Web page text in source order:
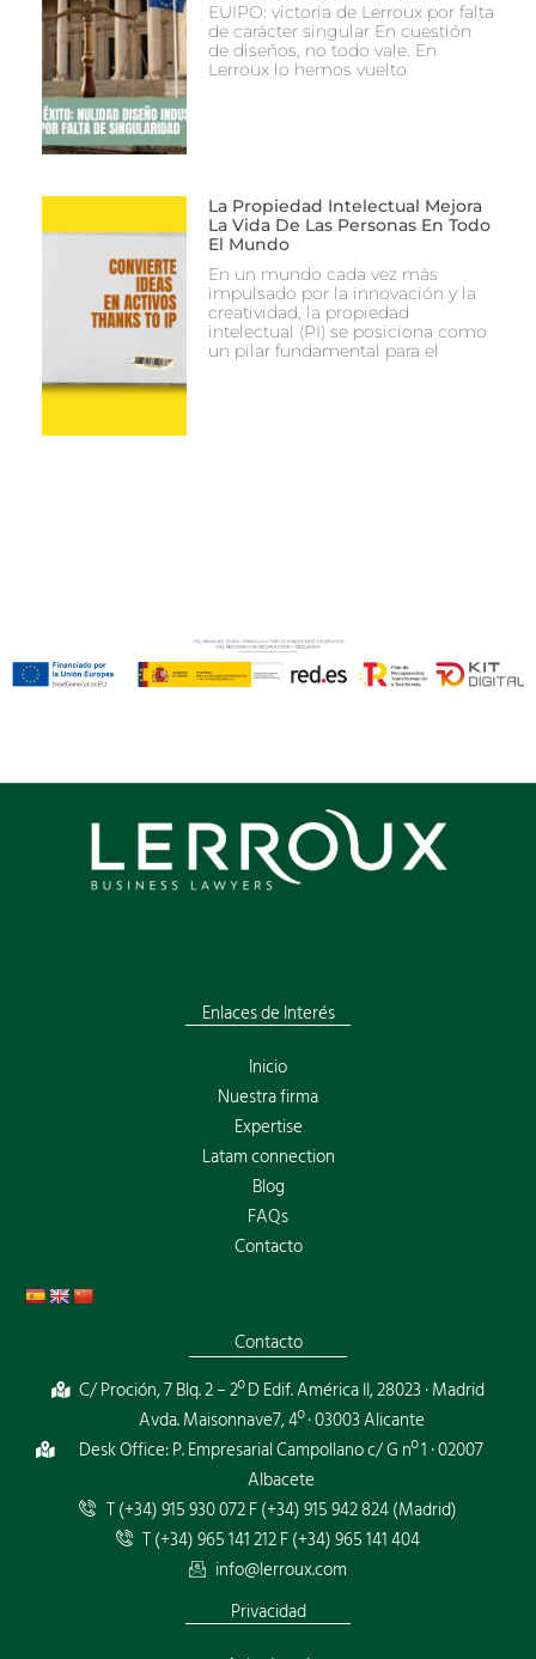
EUIPO: victoria de Lerroux por falta
de carácter singular En cuestión
de diseños, no todo vale. En
Lerroux lo hemos vuelto
La Propiedad Intelectual Mejora
La Vida De Las Personas En Todo
El Mundo
En un mundo cada vez más
impulsado por la innovación y la
creatividad, la propiedad
intelectual (PI) se posiciona como
un pilar fundamental para el
Enlaces de Interés
Inicio
Nuestra firma
Expertise
Latam connection
Blog
FAQs
Contacto
Contacto
C/ Proción, 7 Blq. 2 – 2º D Edif. América II, 28023 · Madrid
Avda. Maisonnave7, 4º · 03003 Alicante
Desk Office: P. Empresarial Campollano c/ G nº 1 · 02007
Albacete
T (+34) 915 930 072 F (+34) 915 942 824 (Madrid)
T (+34) 965 141 212 F (+34) 965 141 404
info@lerroux.com
Privacidad